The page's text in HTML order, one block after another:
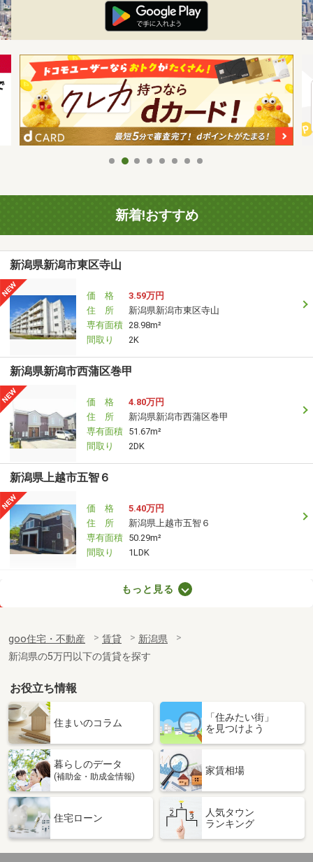
新着!おすすめ
新潟県新潟市東区寺山
価 格
3.59万円
住 所
新潟県新潟市東区寺山
専有面積 28.98m²
間取り
2K
新潟県新潟市西蒲区巻甲
価 格
4.80万円
住 所
新潟県新潟市西蒲区巻甲
専有面積 51.67m²
間取り
2DK
新潟県上越市五智６
価 格
5.40万円
住 所
新潟県上越市五智６
専有面積 50.29m²
間取り
1LDK
専有面積
34.76m²
間取り
1LDK
新潟県三条市下須頃
価 格
5.50万円
新潟県三条市下須頃
専有面積 47.76m²
間取り
新潟県燕市井土巻４
住 所
新潟県燕市井土巻４
専有面積 42.77m²
もっと見る
goo住宅・不動産 賃貸
新潟県
新潟県の5万円以下の賃貸を探す
お役立ち情報
住まいのコラム
「住みたい街」
を見つけよう
暮らしのデータ
(補助金・助成金情報)
家賃相場
住宅ローン
人気タウン
ランキング